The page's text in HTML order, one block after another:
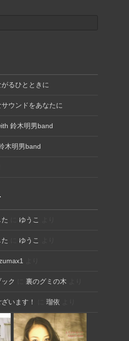
るひとときに
ウンドをあなたに
鈴木明男band
木明男band
ゆうこ
ゆうこ
ク 裏のグミの木
います！ 瑠依